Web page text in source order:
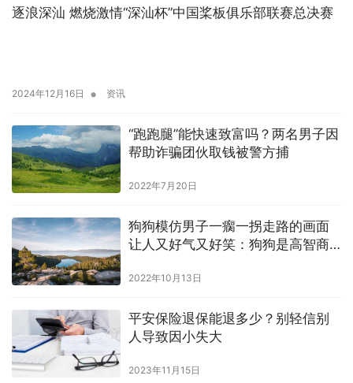
逐浪深汕 燃烧激情“深汕杯”中国桨板俱乐部联赛总决赛
2024年12月16日 • 资讯
“跑跑腿”能快速致富吗？两名男子因
帮助诈骗团伙取钱被警方捕
2022年7月20日
狗狗模仿男子一瘸一拐走路的画面
让人又好气又好笑：狗狗是高智商
2022年10月13日
平安保险退保能退多少？别轻信别
人导致因小失大
2023年11月15日